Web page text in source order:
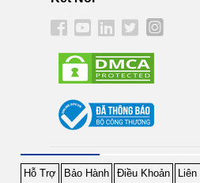
Hỗ Trợ Bảo Hành Điều Khoản Liên